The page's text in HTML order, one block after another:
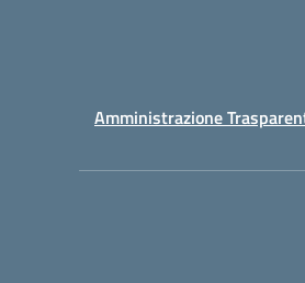
Amministrazione